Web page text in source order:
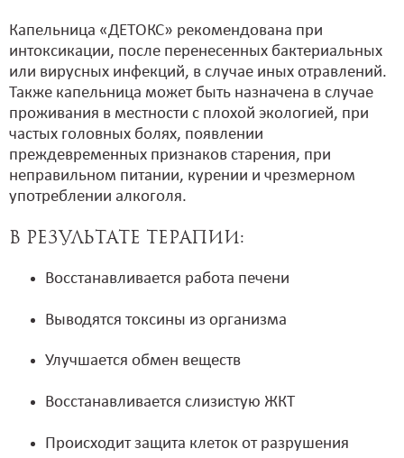
Капельница «ДЕТОКС» рекомендована при
интоксикации, после перенесенных бактериальных
или вирусных инфекций, в случае иных отравлений.
Также капельница может быть назначена в случае
проживания в местности с плохой экологией, при
частых головных болях, появлении
преждевременных признаков старения, при
неправильном питании, курении и чрезмерном
употреблении алкоголя.
В результате терапии:
Восстанавливается работа печени
Выводятся токсины из организма
Улучшается обмен веществ
Восстанавливается слизистую ЖКТ
Происходит защита клеток от разрушения